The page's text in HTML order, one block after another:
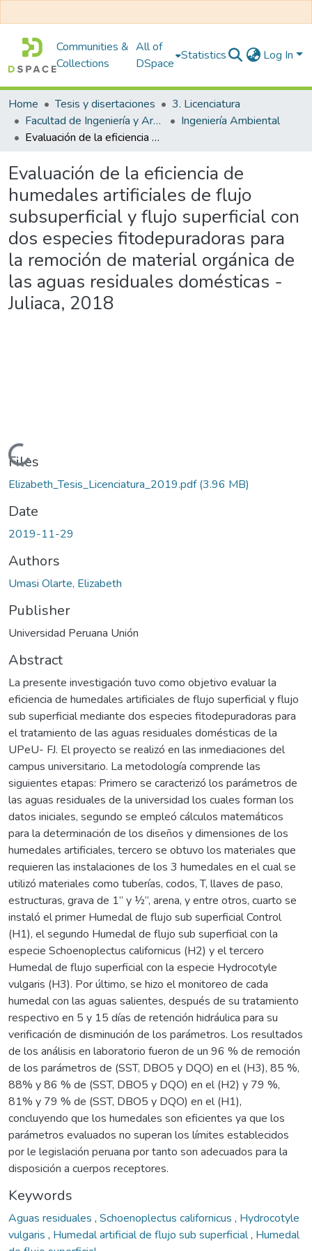
Communities &
Collections
All of
DSpace
Statistics Log In
Home Tesis y disertaciones
3. Licenciatura
Facultad de Ingeniería y Arquitectura
Ingeniería Ambiental
Evaluación de la eficiencia de humedales artificiales de flujo subsuperficial y flujo superficial con dos especies fitodepuradoras para la remoción de material orgánica de las aguas residuales domésticas - Juliaca, 2018
Evaluación de la eficiencia de
humedales artificiales de flujo
subsuperficial y flujo superficial con
dos especies fitodepuradoras para
la remoción de material orgánica de
las aguas residuales domésticas -
Juliaca, 2018
Loading...
Files
Elizabeth_Tesis_Licenciatura_2019.pdf(3.96 MB)
Date
2019-11-29
Authors
Umasi Olarte, Elizabeth
Publisher
Universidad Peruana Unión
Abstract
La presente investigación tuvo como objetivo evaluar la
eficiencia de humedales artificiales de flujo superficial y flujo
sub superficial mediante dos especies fitodepuradoras para
el tratamiento de las aguas residuales domésticas de la
UPeU- FJ. El proyecto se realizó en las inmediaciones del
campus universitario. La metodología comprende las
siguientes etapas: Primero se caracterizó los parámetros de
las aguas residuales de la universidad los cuales forman los
datos iniciales, segundo se empleó cálculos matemáticos
para la determinación de los diseños y dimensiones de los
humedales artificiales, tercero se obtuvo los materiales que
requieren las instalaciones de los 3 humedales en el cual se
utilizó materiales como tuberías, codos, T, llaves de paso,
estructuras, grava de 1” y ½”, arena, y entre otros, cuarto se
instaló el primer Humedal de flujo sub superficial Control
(H1), el segundo Humedal de flujo sub superficial con la
especie Schoenoplectus californicus (H2) y el tercero
Humedal de flujo superficial con la especie Hydrocotyle
vulgaris (H3). Por último, se hizo el monitoreo de cada
humedal con las aguas salientes, después de su tratamiento
respectivo en 5 y 15 días de retención hidráulica para su
verificación de disminución de los parámetros. Los resultados
de los análisis en laboratorio fueron de un 96 % de remoción
de los parámetros de (SST, DBO5 y DQO) en el (H3), 85 %,
88% y 86 % de (SST, DBO5 y DQO) en el (H2) y 79 %,
81% y 79 % de (SST, DBO5 y DQO) en el (H1),
concluyendo que los humedales son eficientes ya que los
parámetros evaluados no superan los límites establecidos
por le legislación peruana por tanto son adecuados para la
disposición a cuerpos receptores.
Keywords
Aguas residuales , Schoenoplectus californicus , Hydrocotyle
vulgaris , Humedal artificial de flujo sub superficial, Humedal